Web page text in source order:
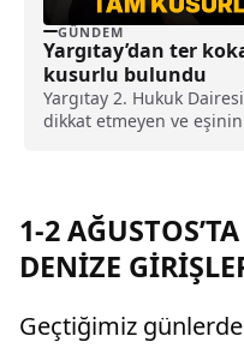
GÜNDEM
Yargıtay’dan ter
kusurlu bulundu
Yargıtay 2. Hukuk
dikkat etmeyen ve
lira tazminat ödemesine
1-2
DENİZE
Geçtiğimiz